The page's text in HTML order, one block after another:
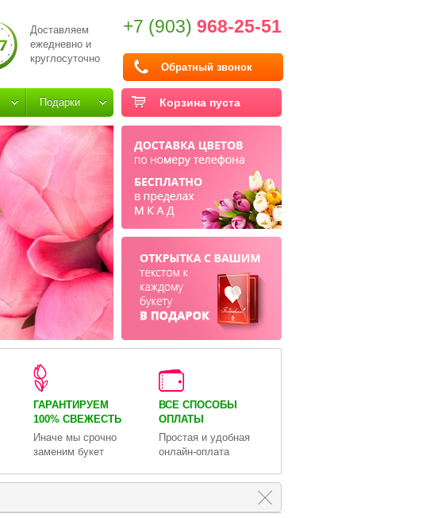
Доставляем
ежедневно и
круглосуточно
+7 (903) 968-25-51
Обратный звонок
Корзина пуста
Подарки
ГАРАНТИРУЕМ
100% СВЕЖЕСТЬ
Иначе мы срочно
заменим букет
ВСЕ СПОСОБЫ
ОПЛАТЫ
Простая и удобная
онлайн-оплата